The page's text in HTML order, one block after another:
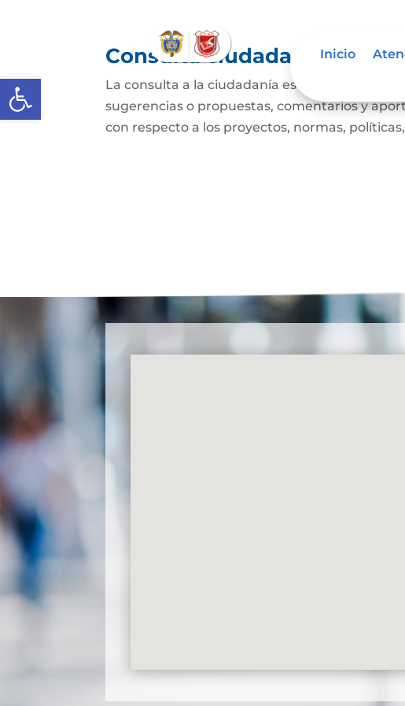
Abrir barra de herramientas
Inicio
Consulta ciudadana
La consulta a la ciudadanía es un mecanismo
sugerencias o propuestas, comentarios y
con respecto a los proyectos, normas,